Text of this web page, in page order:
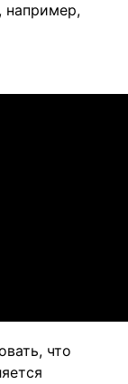
например,
что